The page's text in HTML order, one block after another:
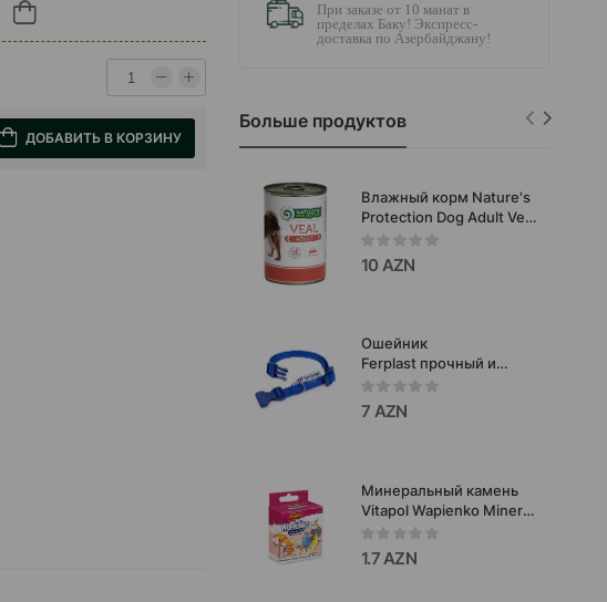
ДОБАВИТЬ В КОРЗИНУ
При заказе от 10 манат в
пределах Баку! Экспресс-
доставка по Азербайджану!
Больше продуктов
Влажный корм Nature's
Protection Dog Adult Veal
Влажный корм с
телятиной и рисом для
взрослых
10 AZN
Ошейник
Ferplast прочный и
удобный нейлоновый
для собак C10/32
7 AZN
Минеральный камень
Vitapol Wapienko Mineral
Block с апельсином для
декоративных птиц
35г.#2054
1.7 AZN